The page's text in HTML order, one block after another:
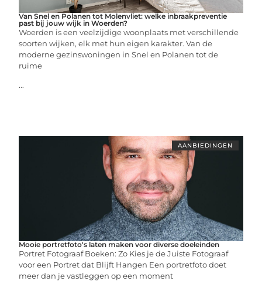
Van Snel en Polanen tot Molenvliet: welke inbraakpreventie
past bij jouw wijk in Woerden?
Woerden is een veelzijdige woonplaats met verschillende
soorten wijken, elk met hun eigen karakter. Van de
moderne gezinswoningen in Snel en Polanen tot de
ruime
...
AANBIEDINGEN
Mooie portretfoto's laten maken voor diverse doeleinden
Portret Fotograaf Boeken: Zo Kies je de Juiste Fotograaf
voor een Portret dat Blijft Hangen Een portretfoto doet
meer dan je vastleggen op een moment